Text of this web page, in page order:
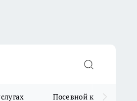
Посевной календарь